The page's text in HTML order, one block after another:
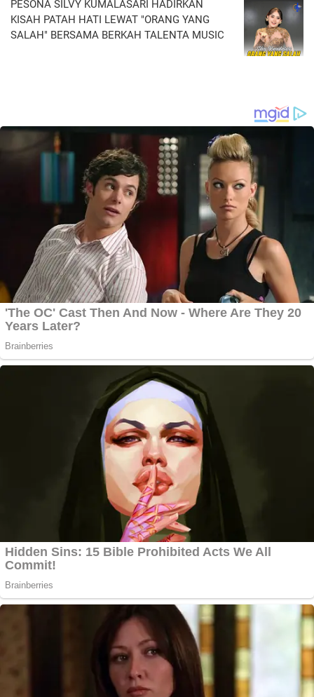
PESONA SILVY KUMALASARI HADIRKAN
KISAH PATAH HATI LEWAT "ORANG YANG
SALAH" BERSAMA BERKAH TALENTA MUSIC